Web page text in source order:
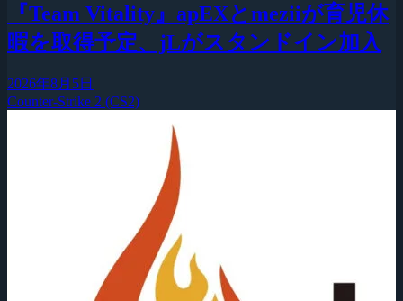
『Team Vitality』apEXとmeziiが育児休
暇を取得予定、jLがスタンドイン加入
2026年8月5日
Counter-Strike 2 (CS2)